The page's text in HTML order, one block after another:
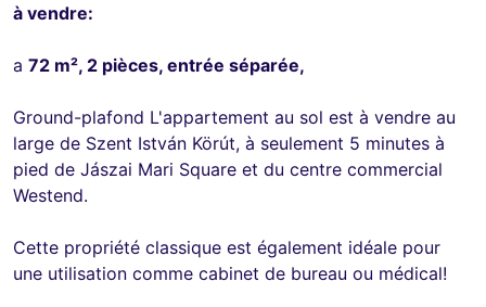
à vendre:
a 72 m², 2 pièces, entrée séparée,
Ground-plafond L'appartement au sol est à vendre au
large de Szent István Körút, à seulement 5 minutes à
pied de Jászai Mari Square et du centre commercial
Westend.
Cette propriété classique est également idéale pour
une utilisation comme cabinet de bureau ou médical!